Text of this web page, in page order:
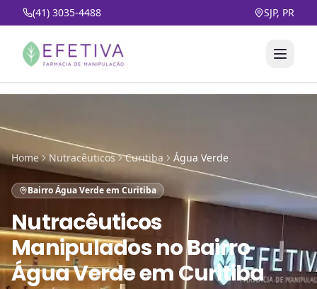
(41) 3035-4488 SJP, PR
Home Nutracêuticos Curitiba Água Verde
Bairro Água Verde em Curitiba
Nutracêuticos
ManipuladosnoBairro
Água Verde em Curitiba